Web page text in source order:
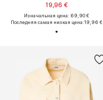
19,96 €
Изначальная цена: 69,90 €
Последняя самая низкая цена:19,96 €